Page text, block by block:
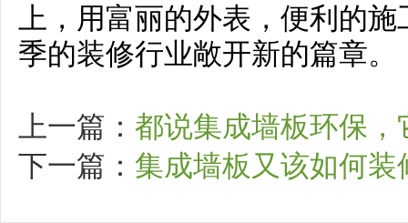
上，用富丽的外表，便利的
季的装修行业敞开新的篇章。
上一篇： 都说集成墙板环保，
下一篇： 集成墙板又该如何装